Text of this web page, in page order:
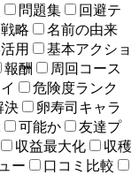
問題集
回避テ
略
名前の由来
用
基本アクショ
報酬
周回コース
危険度ランク
決
卵寿司キャラ
可能か
友達プ
収益最大化
収穫
ー
口コミ比較